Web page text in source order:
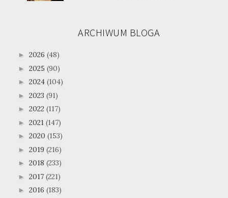
ARCHIWUM BLOGA
► 2026 (48)
► 2025 (90)
► 2024 (104)
► 2023 (91)
► 2022 (117)
► 2021 (147)
► 2020 (153)
► 2019 (216)
► 2018 (233)
► 2017 (221)
► 2016 (183)